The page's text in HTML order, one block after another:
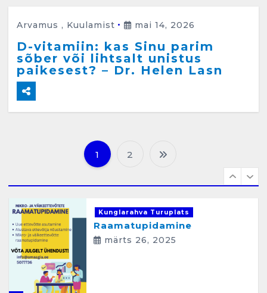
Arvamus , Kuulamist mai 14, 2026
D-vitamiin: kas Sinu parim
sõber või lihtsalt unistus
paikesest? – Dr. Helen Lasn
P
o
s
t
i
1 2
6
Pakkuda kana ja pardi mune
. Harjumaa 53724423
detsember 5, 2024
Kunglarahva Turuplats
Raamatupidamine
märts 26, 2025